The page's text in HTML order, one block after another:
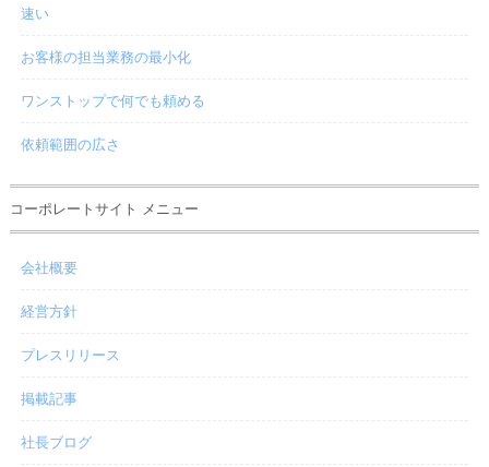
速い
お客様の担当業務の最小化
ワンストップで何でも頼める
依頼範囲の広さ
コーポレートサイト メニュー
会社概要
経営方針
プレスリリース
掲載記事
社長ブログ